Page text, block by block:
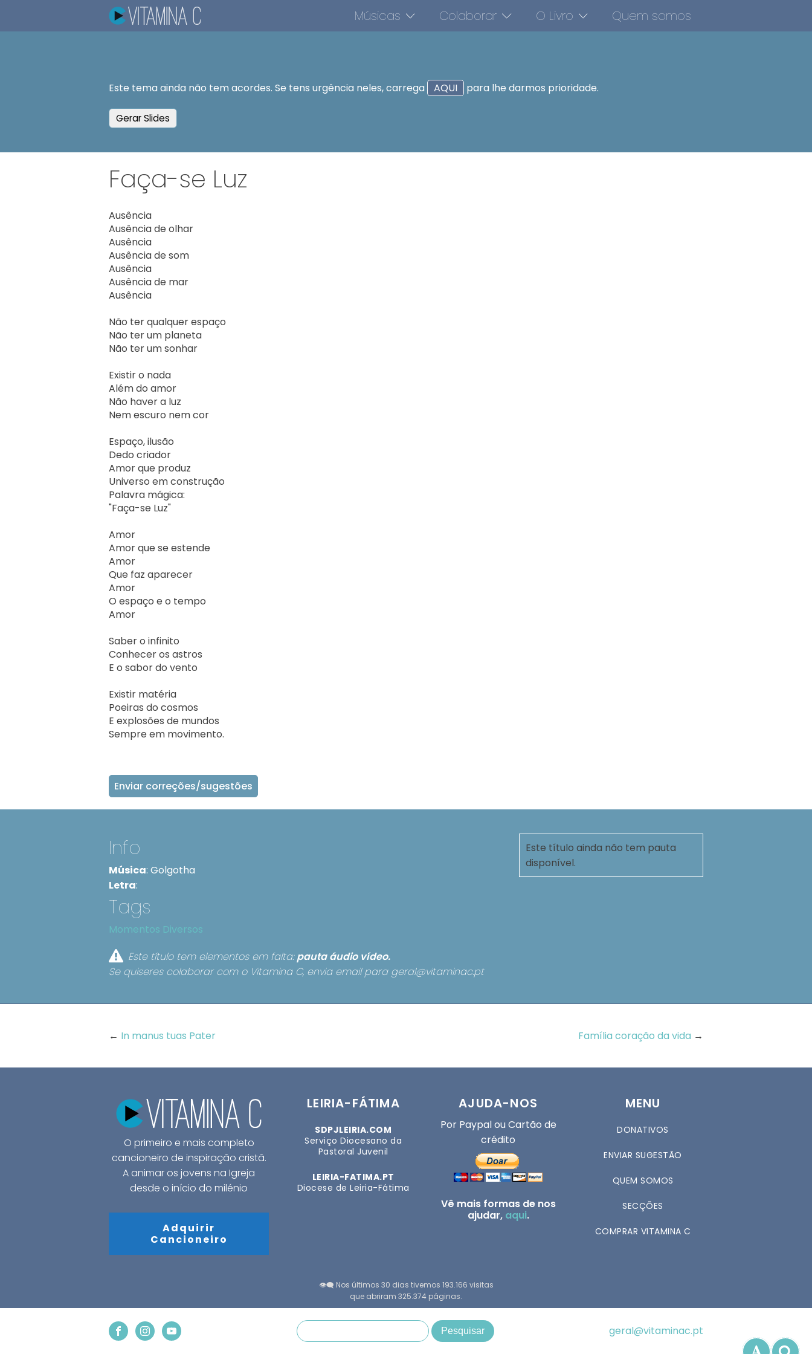
Músicas Colaborar O Livro Quem somos
Este tema ainda não tem acordes. Se tens urgência neles, carrega AQUI para lhe darmos prioridade.
Gerar Slides
Faça-se Luz
Ausência
Ausência de olhar
Ausência
Ausência de som
Ausência
Ausência de mar
Ausência
Não ter qualquer espaço
Não ter um planeta
Não ter um sonhar
Existir o nada
Além do amor
Não haver a luz
Nem escuro nem cor
Espaço, ilusão
Dedo criador
Amor que produz
Universo em construção
Palavra mágica:
"Faça-se Luz"
Amor
Amor que se estende
Amor
Que faz aparecer
Amor
O espaço e o tempo
Amor
Saber o infinito
Conhecer os astros
E o sabor do vento
Existir matéria
Poeiras do cosmos
E explosões de mundos
Sempre em movimento.
Enviar correções/sugestões
Info
Música: Golgotha
Letra:
Tags
Momentos Diversos
Este título tem elementos em falta:pautaáudio vídeo.
Se quiseres colaborar com o Vitamina C, envia email para geral@vitaminac.pt
Este título ainda não tem pauta
disponível.
← In manus tuas Pater Família coração da vida →
O primeiro e mais completo
cancioneiro de inspiração cristã.
A animar os jovens na Igreja
desde o início do milénio
Adquirir
Cancioneiro
LEIRIA-FÁTIMA
SDPJLEIRIA.COM
Serviço Diocesano da
Pastoral Juvenil
LEIRIA-FATIMA.PT
Diocese de Leiria-Fátima
AJUDA-NOS
Por Paypal ou Cartão de
crédito
Vê mais formas de nos
ajudar, aqui.
MENU
DONATIVOS
ENVIAR SUGESTÃO
QUEM SOMOS
SECÇÕES
COMPRAR VITAMINA C
👁️‍🗨️ Nos últimos 30 dias tivemos 193.166 visitas
que abriram 325.374 páginas.
geral@vitaminac.pt